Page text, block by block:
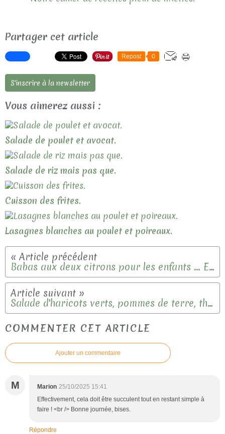
Partager cet article
Repost 0
S'inscrire à la newsletter
Vous aimerez aussi :
Salade de poulet et avocat.
Salade de riz mais pas que.
Cuisson des frites.
Lasagnes blanches au poulet et poireaux.
Babas aux deux citrons pour les enfants ... Et pas qu'eux !!!
Salade d'haricots verts, pommes de terre, thon et oeufs.
COMMENTER CET ARTICLE
Ajouter un commentaire
M Marion 25/10/2025 15:41
Effectivement, cela doit être succulent tout en restant simple à
faire ! <br /> Bonne journée, bises.
Répondre